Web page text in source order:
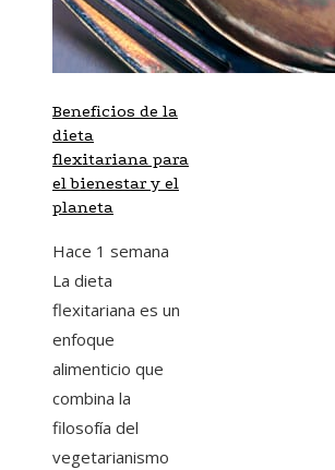
Beneficios de la
dieta
flexitariana para
el bienestar y el
planeta
Hace 1 semana
La dieta
flexitariana es un
enfoque
alimenticio que
combina la
filosofía del
vegetarianismo